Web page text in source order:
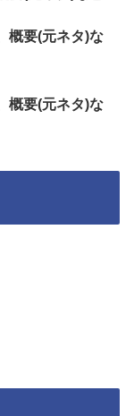
概要(元ネタ)な
概要(元ネタ)な